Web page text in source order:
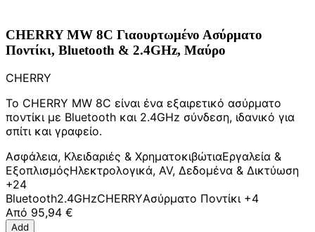
CHERRY MW 8C Γιαουρτωμένο Ασύρματο
Ποντίκι, Bluetooth & 2.4GHz, Μαύρο
CHERRY
Το CHERRY MW 8C είναι ένα εξαιρετικό ασύρματο
ποντίκι με Bluetooth και 2.4GHz σύνδεση, ιδανικό για
σπίτι και γραφείο.
Ασφάλεια, Κλειδαριές & ΧρηματοκιβώτιαΕργαλεία &
ΕξοπλισμόςΗλεκτρολογικά, AV, Δεδομένα & Δικτύωση
+24
Bluetooth2.4GHzCHERRYΑσύρματο Ποντίκι+4
Από 95,94 €
Add